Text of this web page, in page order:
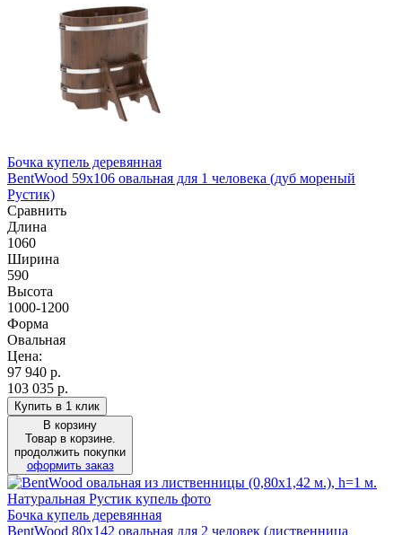
Бочка купель деревянная
BentWood 59х106 овальная для 1 человека (дуб мореный
Рустик)
Сравнить
Длина
1060
Ширина
590
Высота
1000-1200
Форма
Овальная
Цена:
97 940 р.
103 035 р.
Купить в 1 клик
В корзину
Товар в корзине.
продолжить покупки
оформить заказ
Бочка купель деревянная
BentWood 80х142 овальная для 2 человек (лиственница